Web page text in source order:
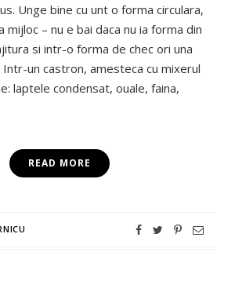
Unge bine cu unt o forma circulara,
mijloc – nu e bai daca nu ia forma din
si intr-o forma de chec ori una
un castron, amesteca cu mixerul
laptele condensat, ouale, faina,
READ MORE